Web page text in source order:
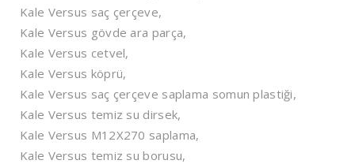
Kale Versus saç çerçeve,
Kale Versus gövde ara parça,
Kale Versus cetvel,
Kale Versus köprü,
Kale Versus saç çerçeve saplama somun plastiği,
Kale Versus temiz su dirsek,
Kale Versus M12X270 saplama,
Kale Versus temiz su borusu,